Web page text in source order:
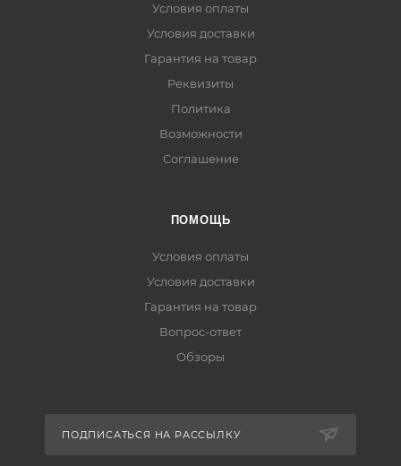
Условия оплаты
Условия доставки
Гарантия на товар
Реквизиты
Политика
Возможности
Соглашение
ПОМОЩЬ
Условия оплаты
Условия доставки
Гарантия на товар
Вопрос-ответ
Обзоры
ПОДПИСАТЬСЯ НА РАССЫЛКУ